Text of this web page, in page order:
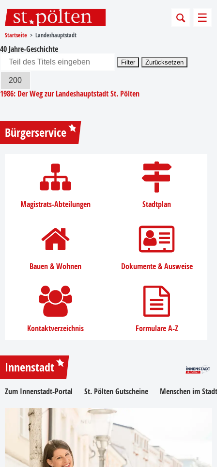
Startseite Landeshauptstadt
40 Jahre-Geschichte
Teil des Titels eingeben
Filter Zurücksetzen
Anzeige #
1986: Der Weg zur Landeshauptstadt St. Pölten
Bürgerservice
Magistrats-Abteilungen Stadtplan
Bauen & Wohnen Dokumente & Ausweise
Kontaktverzeichnis Formulare A-Z
Innenstadt
Zum Innenstadt-Portal St. Pölten Gutscheine Menschen im